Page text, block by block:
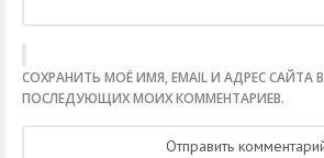
СОХРАНИТЬ МОЁ ИМЯ, EMAIL И АДРЕС САЙТА
ПОСЛЕДУЮЩИХ МОИХ КОММЕНТАРИЕВ.